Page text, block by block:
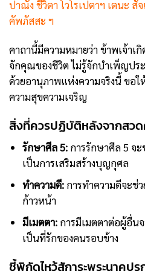
ปาณัง ชีวิตา โวโรเปตาฯ เตนะ สั
คัพภัสสะ ฯ
คาถานี้มีความหมายว่า ข้าพเจ้าเ
จักคุณของชีวิต ไม่รู้จักบำเพ็ญปร
ด้วยอานุภาพแห่งความจริงนี้ ขอ
ความสุขความเจริญ
สิ่งที่ควรปฏิบัติหลังจากสวด
รักษาศีล 5:การรักษาศีล 5 จ
เป็นการเสริมสร้างบุญกุศล
ทำความดี:การทำความดีจะช่
ก้าวหน้า
มีเมตตา:การมีเมตตาต่อผู้อื่น
เป็นที่รักของคนรอบข้าง
ชี้พิกัดไหว้สัการะพระนาคป